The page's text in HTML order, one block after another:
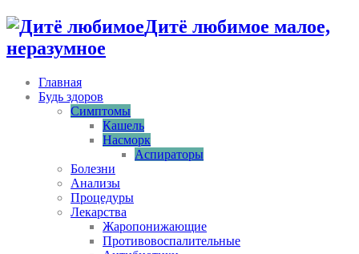
Дитё любимое малое,
неразумное
Главная
Будь здоров
Симптомы
Кашель
Насморк
Аспираторы
Болезни
Анализы
Процедуры
Лекарства
Жаропонижающие
Противовоспалительные